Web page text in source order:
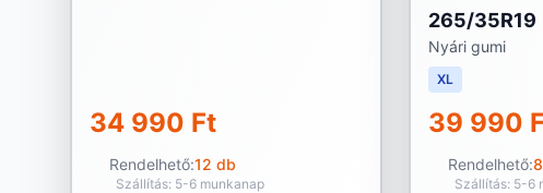
34 990 Ft
Rendelhető:12 db
Szállítás: 5-6 munkanap
265/35R19
Nyári gumi
XL
39 990
Rendelhető:
Szállítás: 5-6